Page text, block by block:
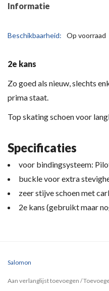
Informatie
Beschikbaarheid: Op voorraad
2e kans
Zo goed als nieuw, slechts
prima staat.
Top skating schoen voor
Specificaties
voor bindingsysteem:
buckle voor extra
zeer stijve schoen met
2e kans (gebruikt maar
Salomon
Aan verlanglijst toevoegen /